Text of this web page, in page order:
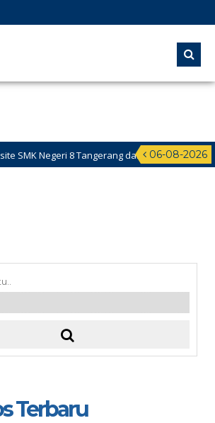
06-08-2026
Negeri 8 Tangerang dalam proses update,
Terbaru